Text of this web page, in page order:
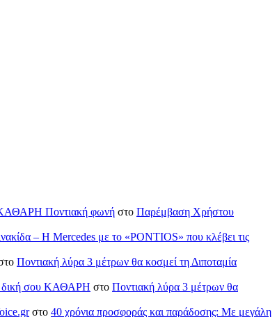
ΚΑΘΑΡΗ Ποντιακή φωνή στο Παρέμβαση Χρήστου
– Η Mercedes με το «PONTIOS» που κλέβει τις
Ποντιακή λύρα 3 μέτρων θα κοσμεί τη Διποταμία
H δική σου ΚΑΘΑΡΗ στο Ποντιακή λύρα 3 μέτρων θα
στο 40 χρόνια προσφοράς και παράδοσης: Με μεγάλη